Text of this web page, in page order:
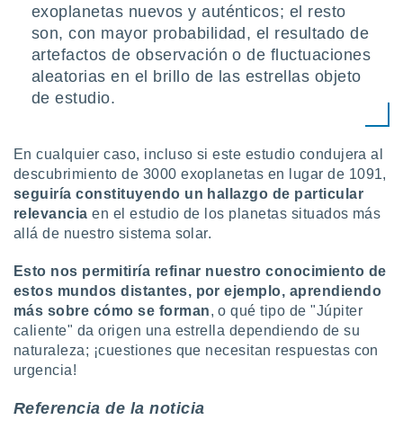
exoplanetas nuevos y auténticos; el resto
son, con mayor probabilidad, el resultado de
artefactos de observación o de fluctuaciones
aleatorias en el brillo de las estrellas objeto
de estudio.
En cualquier caso, incluso si este estudio condujera al
descubrimiento de 3000 exoplanetas en lugar de 1091,
seguiría constituyendo un hallazgo de particular
relevancia en el estudio de los planetas situados más
allá de nuestro sistema solar.
Esto nos permitiría refinar nuestro conocimiento de
estos mundos distantes, por ejemplo, aprendiendo
más sobre cómo se forman, o qué tipo de "Júpiter
caliente" da origen una estrella dependiendo de su
naturaleza; ¡cuestiones que necesitan respuestas con
urgencia!
Referencia de la noticia